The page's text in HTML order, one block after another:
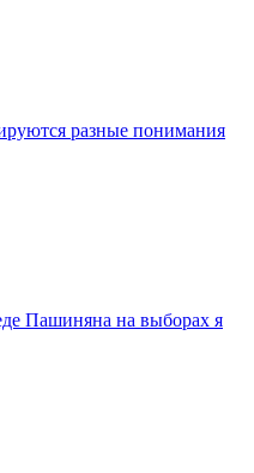
разные понимания
Пашиняна на выборах я